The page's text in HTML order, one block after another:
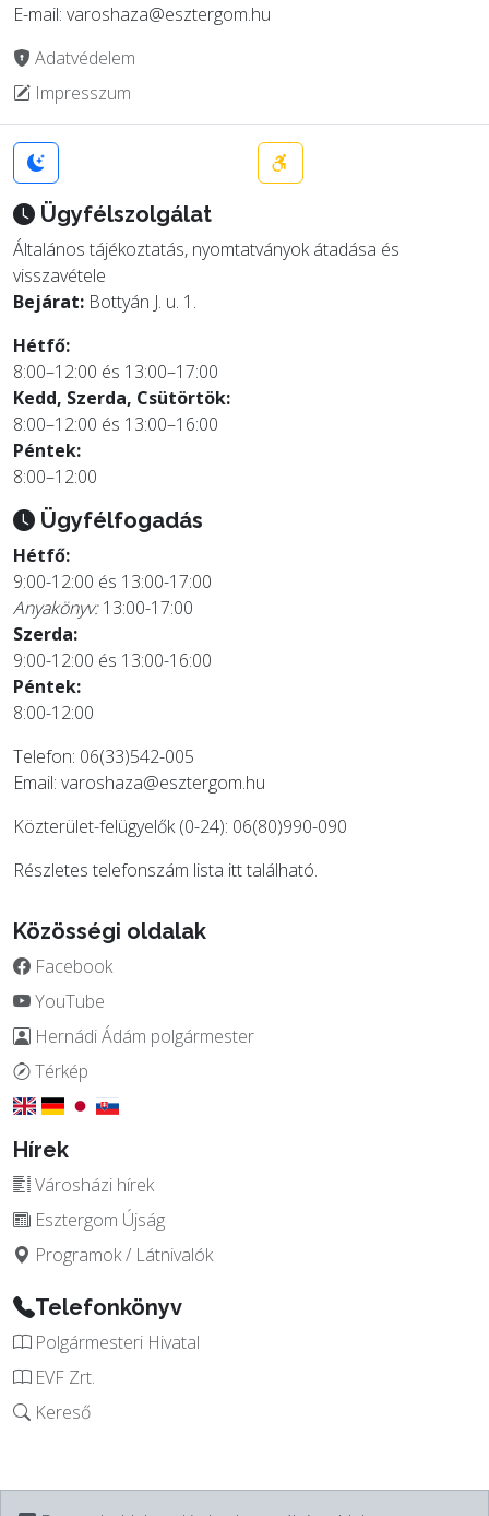
E-mail: varoshaza@esztergom.hu
Adatvédelem
Impresszum
Ügyfélszolgálat
Általános tájékoztatás, nyomtatványok átadása és
visszavétele
Bejárat: Bottyán J. u. 1.
Hétfő:
8:00–12:00 és 13:00–17:00
Kedd, Szerda, Csütörtök:
8:00–12:00 és 13:00–16:00
Péntek:
8:00–12:00
Ügyfélfogadás
Hétfő:
9:00-12:00 és 13:00-17:00
Anyakönyv:13:00-17:00
Szerda:
9:00-12:00 és 13:00-16:00
Péntek:
8:00-12:00
Telefon: 06(33)542-005
Email: varoshaza@esztergom.hu
Közterület-felügyelők (0-24): 06(80)990-090
Részletes telefonszám lista itttalálható.
Közösségi oldalak
Facebook
YouTube
Hernádi Ádám polgármester
Térkép
Hírek
Városházi hírek
Esztergom Újság
Programok / Látnivalók
Telefonkönyv
Polgármesteri Hivatal
EVF Zrt.
Kereső